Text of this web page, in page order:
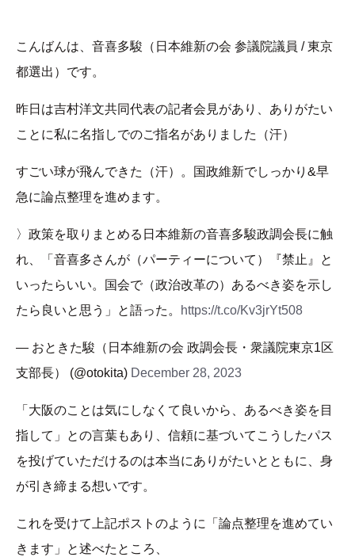
こんばんは、音喜多駿（日本維新の会 参議院議員 / 東京
都選出）です。
昨日は吉村洋文共同代表の記者会見があり、ありがたい
ことに私に名指しでのご指名がありました（汗）
すごい球が飛んできた（汗）。国政維新でしっかり&早
急に論点整理を進めます。
〉政策を取りまとめる日本維新の音喜多駿政調会長に触
れ、「音喜多さんが（パーティーについて）『禁止』と
いったらいい。国会で（政治改革の）あるべき姿を示し
たら良いと思う」と語った。
https://t.co/Kv3jrYt508
— おときた駿（日本維新の会 政調会長・衆議院東京1区
支部長） (@otokita) December 28, 2023
「大阪のことは気にしなくて良いから、あるべき姿を目
指して」との言葉もあり、信頼に基づいてこうしたパス
を投げていただけるのは本当にありがたいとともに、身
が引き締まる想いです。
これを受けて上記ポストのように「論点整理を進めてい
きます」と述べたところ、